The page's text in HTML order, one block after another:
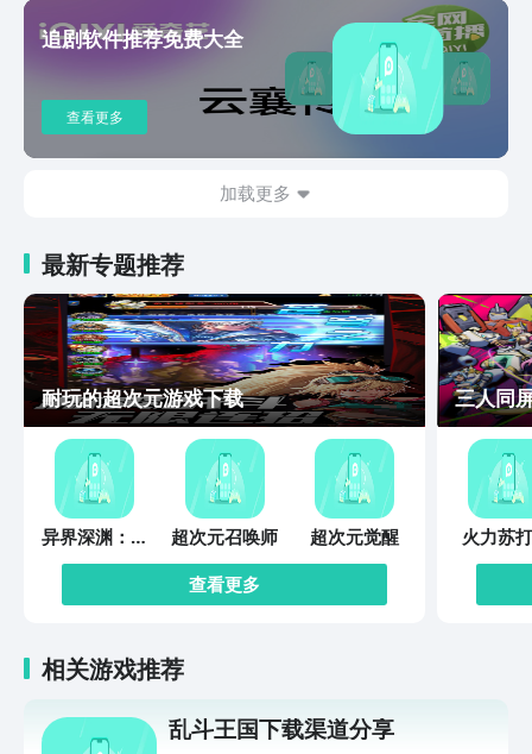
追剧软件推荐免费大全
查看更多
加载更多
最新专题推荐
耐玩的超次元游戏下载
异界深渊：觉
醒
超次元召唤师
超次元觉醒
查看更多
三人同
火力苏
相关游戏推荐
乱斗王国下载渠道分享